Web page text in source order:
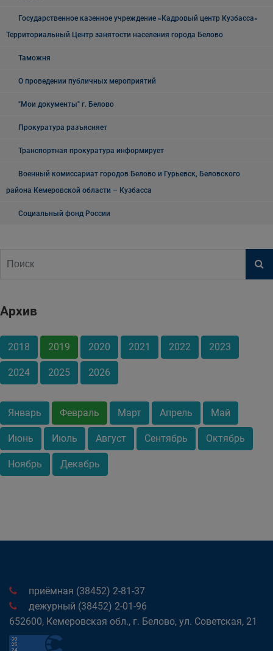
Государственное казенное учреждение «Кадровый центр Кузбасса»
Территориальный Центр занятости населения города Белово
Таможня
О проведении публичных мероприятий
"Мои документы" г. Белово
Прокуратура разъясняет
Транспортная прокуратура информирует
Военный комиссариат городов Белово и Гурьевск, Беловского
района Кемеровской области – Кузбасса
Социальный фонд России
Архив
2018 2019 2020 2021 2022 2023
2024 2025 2026
Январь Февраль Март Апрель Май
Июнь Июль Август Сентябрь Октябрь
Ноябрь Декабрь
приёмная (38452) 2-81-37
дежурный (38452) 2-01-96
652600, Кемеровская обл., г. Белово, ул. Советская, 21